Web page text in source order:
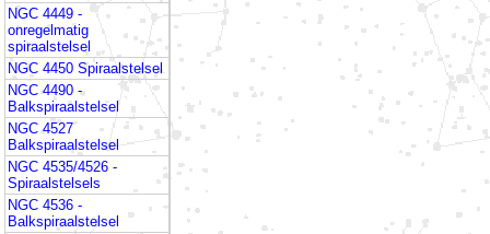
NGC 4449 -
onregelmatig
spiraalstelsel
NGC 4450 Spiraalstelsel
NGC 4490 -
Balkspiraalstelsel
NGC 4527
Balkspiraalstelsel
NGC 4535/4526 -
Spiraalstelsels
NGC 4536 -
Balkspiraalstelsel